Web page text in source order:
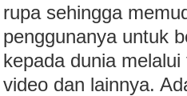
rupa sehingga
penggunanya untuk
kepada dunia
video dan lainnya.